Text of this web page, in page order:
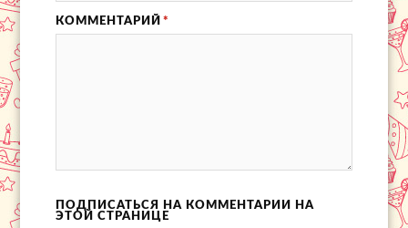
КОММЕНТАРИЙ *
ПОДПИСАТЬСЯ НА КОММЕНТАРИИ НА
ЭТОЙ СТРАНИЦЕ